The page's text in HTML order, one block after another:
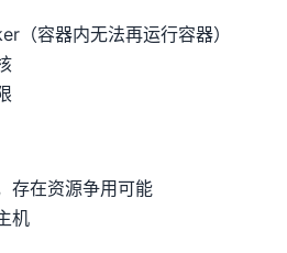
（容器内无法再运行容器）
存在资源争用可能
机